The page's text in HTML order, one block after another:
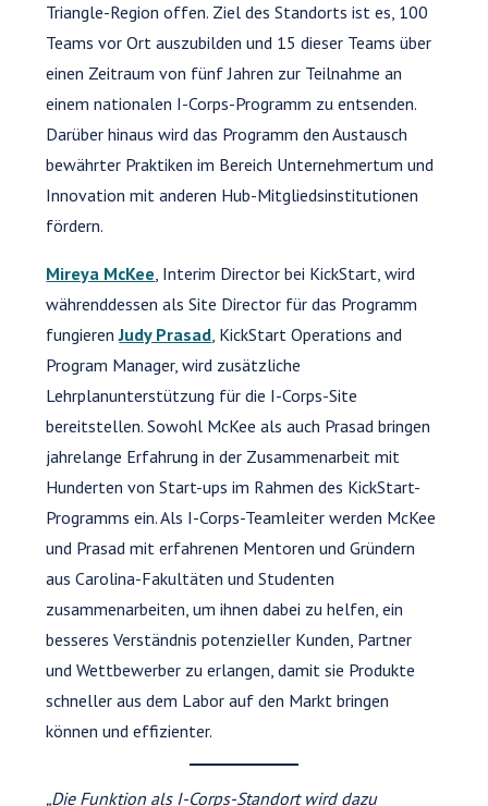
Triangle-Region offen. Ziel des Standorts ist es, 100
Teams vor Ort auszubilden und 15 dieser Teams über
einen Zeitraum von fünf Jahren zur Teilnahme an
einem nationalen I-Corps-Programm zu entsenden.
Darüber hinaus wird das Programm den Austausch
bewährter Praktiken im Bereich Unternehmertum und
Innovation mit anderen Hub-Mitgliedsinstitutionen
fördern.
Mireya McKee, Interim Director bei KickStart, wird
währenddessen als Site Director für das Programm
fungierenJudy Prasad, KickStart Operations and
Program Manager, wird zusätzliche
Lehrplanunterstützung für die I-Corps-Site
bereitstellen. Sowohl McKee als auch Prasad bringen
jahrelange Erfahrung in der Zusammenarbeit mit
Hunderten von Start-ups im Rahmen des KickStart-
Programms ein. Als I-Corps-Teamleiter werden McKee
und Prasad mit erfahrenen Mentoren und Gründern
aus Carolina-Fakultäten und Studenten
zusammenarbeiten, um ihnen dabei zu helfen, ein
besseres Verständnis potenzieller Kunden, Partner
und Wettbewerber zu erlangen, damit sie Produkte
schneller aus dem Labor auf den Markt bringen
können und effizienter.
„Die Funktion als I-Corps-Standort wird dazu